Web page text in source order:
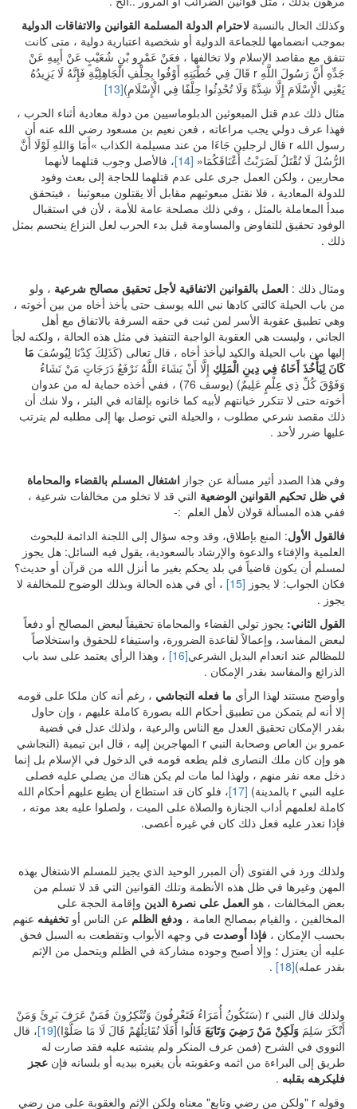
وكذلك الحال بالنسبة لاحترام الدولة المسلمة القوانين والاتفاقات الدولية
بموجب انضمامها للجماعة الدولية أو شخصية اعتبارية دولية ، متى كانت
تتفق مع مقاصد الإسلام ولا تخالفها ، فعَنْ عَمْرِو بْنِ شُعَيْبٍ عَنْ أَبِيهِ عَنْ
جَدِّهِ أَنَّ رَسُولَ اللَّهِ r قَالَ فِي خُطْبَتِهِ أَوْفُوا بِحِلْفِ الْجَاهِلِيَّةِ فَإِنَّهُ لَا يَزِيدُهُ
يَعْنِي الْإِسْلَامَ إِلَّا شِدَّةً وَلَا تُحْدِثُوا حِلْفًا فِي الْإِسْلَامِ)[13]
مثال ذلك عدم قتل المبعوثين الدبلوماسيين من دولة معادية أثناء الحرب ،
فهذا عرف دولي يجب مراعاته ، فعن نعيم بن مسعود رضي الله عنه أن
رسول الله r قال لرجلين جَاءَا من عند مسيلمة الكذاب »أَمَا وَاللهِ لَوْلَا أَنَّ
الرُّسُلَ لَا تُقْتَلُ لَضَرَبْتُ أَعْنَاقَكُمَا« [14]
، فالأصل وجوب قتلهما لأنهما
محاربين ، ولكن العمل جرى على عدم قتلهما للحاجة إلى بعث وفود
للدولة المعادية ، فلا نقتل مبعوثيهم مقابل ألا يقتلون مبعوثينا ، فيتحقق
مبدأ المعاملة بالمثل ، وفي ذلك مصلحة عامة للأمة ، لأن في استقبال
الوفود تحقيق للتفاوض والمساومة قبل بدء الحرب لعل النزاع ينحسم بمثل
ذلك .
ومثال ذلك : العمل بالقوانين الاتفاقية لأجل تحقيق مصالح شرعية ، ولو
من باب الحيلة كالتي كادها نبي الله يوسف حتى يأخذ أخاه من بين أخوته ،
وهي تطبيق عقوبة الأسر لمن ثبت في حقه السرقة بالاتفاق مع أهل
الجاني ، وليست هي العقوبة الواجبة التنفيذ في مثل هذه الحالة ، ولكنه لجأ
إليها من باب الحيلة والكيد ليأخذ أخاه ، قال تعالى (كَذَلِكَ كِدْنَا لِيُوسُفَ مَا
كَانَ لِيَأْخُذَ أَخَاهُ فِي دِينِ الْمَلِكِ إِلَّا أَنْ يَشَاءَ اللَّهُ نَرْفَعُ دَرَجَاتٍ مَنْ نَشَاءُ
وَفَوْقَ كُلِّ ذِي عِلْمٍ عَلِيمٌ) (يوسف 76) ، ففي أخذه حماية له من عدوان
أخوته حتى لا تتكرر خيانتهم لأبيه كما خانوه بإلقائه في البئر ، ولا شك أن
ذلك مقصد شرعي مطلوب ، والحيلة التي توصل بها إلى مطلبه لم يترتب
عليها ضرر لأحد .
وفي هذا الصدد أثير مسألة عن جواز اشتغال المسلم بالقضاء والمحاماة
في ظل تحكيم القوانين الوضعية التي قد لا تخلو من مخالفات شرعية ،
ففي هذه المسألة قولان لأهل العلم :-
فالقول الأول: المنع بإطلاق، وقد وجه سؤال إلى اللجنة الدائمة للبحوث
العلمية والإفتاء والدعوة والإرشاد بالسعودية، يقول فيه السائل: هل يجوز
لمسلم أن يكون قاضياً في بلد يحكم بغير ما أنزل الله من قرآن أو حديث؟
فكان الجواب: لا يجوز [15]
، أي في هذه الحالة وبذلك الوضوح للمخالفة لا
يجوز .
القول الثاني: يجوز تولي القضاء والمحاماة تحقيقاً لبعض المصالح أو دفعاً
لبعض المفاسد، وإعمالاً لقاعدة الضرورة، واستيفاء للحقوق واستخلاصاً
للمظالم عند انعدام البديل الشرعي[16]
، وهذا الرأي يعتمد على سد باب
الذرائع والمفاسد بقدر الإمكان .
وأوضح مستند لهذا الرأي ما فعله النجاشي ، رغم أنه كان ملكا على قومه
إلا أنه لم يتمكن من تطبيق أحكام الله بصورة كاملة عليهم ، وإن حاول
بقدر الإمكان تحقيق العدل مع الناس والرعية ، ولذلك عدل في قضية
عمرو بن العاص وصحابة النبي r المهاجرين إليه ، قال ابن تيمية (النجاشي
هو وإن كان ملك النصارى فلم يطعه قومه في الدخول في الإسلام بل إنما
دخل معه نفر منهم ، ولهذا لما مات لم يكن هناك من يصلي عليه فصلى
عليه النبي r بالمدينة)
[17]
، فلو كان قد استطاع أن يطبع عليهم أحكام الله
كاملة لعلمهم أداب الجنازة والصلاة على الميت ، ولصلوا عليه بعد موته ،
فإذا تعذر عليه فعل ذلك كان في غيره أعصى.
ولذلك ورد في الفتوى (أن المبرر الوحيد الذي يجيز للمسلم الاشتغال بهذه
المهن وغيرها في ظل هذه الأنظمة وتلك القوانين التي قد لا تسلم من
بعض المخالفات ، هو العمل على نصرة الدين وإقامة الحجة على
المخالفين ، والقيام بمصالح العامة ، ودفع الظلم عن الناس أو تخفيفه عنهم
بحسب الإمكان ، فإذا أوصدت في وجهه الأبواب وتقطعت به السبل فحق
عليه أن يعتزل ؛ وإلا أصبح وجوده مشاركة في الظلم ويتحمل من الإثم
بقدر عمله)[18]
.
ولذلك قال النبي r (سَتَكُونُ أُمَرَاءُ فَتَعْرِفُونَ وَتُنْكِرُونَ فَمَنْ عَرَفَ بَرِئَ وَمَنْ
أَنْكَرَ سَلِمَ وَلَكِنْ مَنْ رَضِيَ وَتَابَعَ قَالُوا أَفَلَا نُقَاتِلُهُمْ قَالَ لَا مَا صَلَّوْا)[19]
، قال
النووي في الشرح (فمن عرف المنكر ولم يشتبه عليه فقد صارت له
طريق إلى البراءة من اثمه وعقوبته بأن يغيره بيديه أو بلسانه فإن عجز
فليكرهه بقلبه .
وقوله r "ولكن من رضي وتابع" معناه ولكن الإثم والعقوبة على من رضي